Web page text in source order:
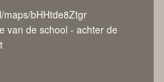
maps/bHHtde8Ztgr
van de school - achter de